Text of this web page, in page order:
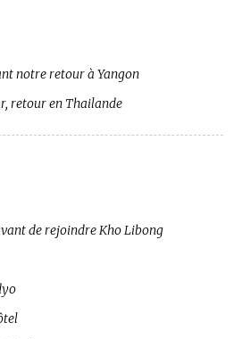
notre retour à Yangon
retour en Thailande
de rejoindre Kho Libong